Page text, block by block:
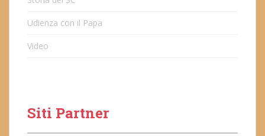
Udienza con il Papa
Video
Siti Partner